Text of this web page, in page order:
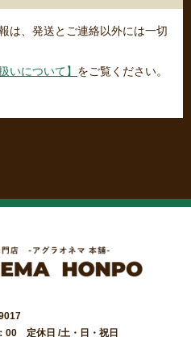
は、発送とご連絡以外には一切
いについて】 をご覧ください。
00 定休日 /土・日・祝日